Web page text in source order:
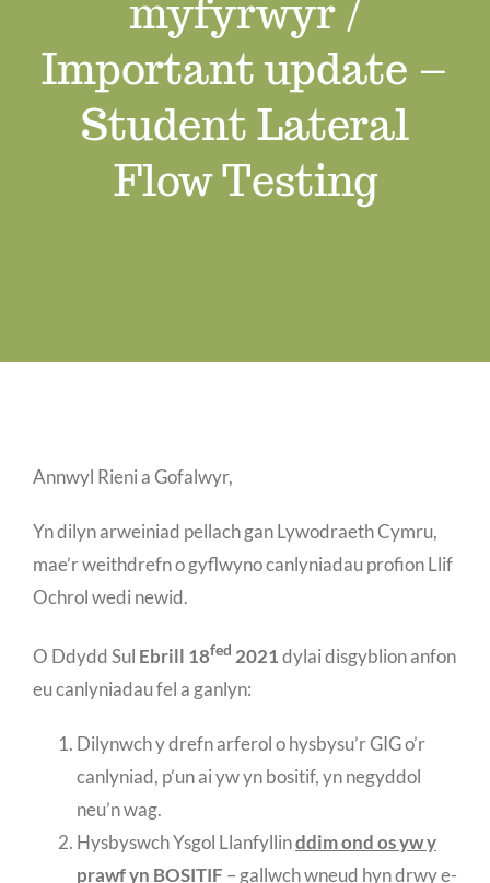
Job Vacancies
Contact us
myfyrwyr /
Important update –
Student Lateral
Flow Testing
Annwyl Rieni a Gofalwyr,
Yn dilyn arweiniad pellach gan Lywodraeth Cymru,
mae’r weithdrefn o gyflwyno canlyniadau profion Llif
Ochrol wedi newid.
O Ddydd Sul Ebrill 18fed 2021dylai disgyblion anfon
eu canlyniadau fel a ganlyn:
Dilynwch y drefn arferol o hysbysu’r GIG o’r
canlyniad, p’un ai yw yn bositif, yn negyddol
neu’n wag.
Hysbyswch Ysgol Llanfyllinddim ond os yw y
prawf yn BOSITIF – gallwch wneud hyn drwy e-